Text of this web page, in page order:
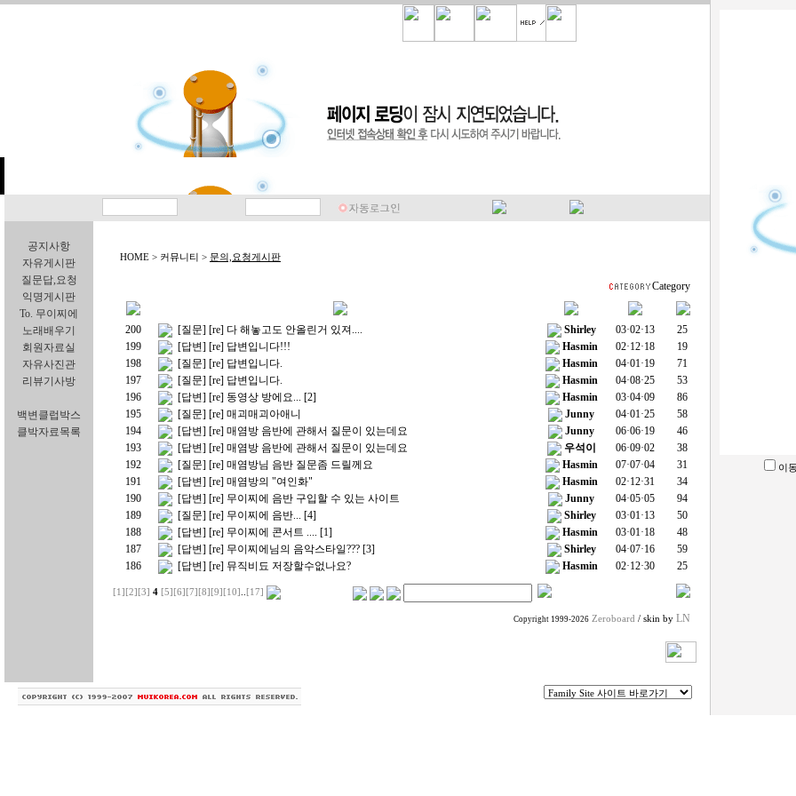
공지사항
자유게시판
질문답,요청
익명게시판
To. 무이찌에
노래배우기
회원자료실
자유사진관
리뷰기사방
백변클럽박스
클박자료목록
HOME > 커뮤니티 > 문의,요청게시판
Category
200 [질문] [re] 다 해놓고도 안올린거 있져.... Shirley 03·02·13
25
199
[답변] [re] 답변입니다!!! Hasmin 02·12·18
19
198
[질문] [re] 답변입니다. Hasmin 04·01·19
71
197
[질문] [re] 답변입니다. Hasmin 04·08·25
53
196
[답변] [re] 동영상 방에요... [2] Hasmin 03·04·09
86
195
[질문] [re] 매괴매괴아애니 Junny 04·01·25
58
194
[답변] [re] 매염방 음반에 관해서 질문이 있는데요 Junny 06·06·19
46
193
[답변] [re] 매염방 음반에 관해서 질문이 있는데요 우석이 06·09·02
38
192
[질문] [re] 매염방님 음반 질문좀 드릴께요 Hasmin 07·07·04
31
191
[답변] [re] 매염방의 "여인화" Hasmin 02·12·31
34
190
[답변] [re] 무이찌에 음반 구입할 수 있는 사이트 Junny 04·05·05
94
189
[질문] [re] 무이찌에 음반... [4] Shirley 03·01·13
50
188
[답변] [re] 무이찌에 콘서트 .... [1] Hasmin 03·01·18
48
187
[답변] [re] 무이찌에님의 음악스타일??? [3] Shirley 04·07·16
59
186
[답변] [re] 뮤직비됴 저장할수없나요? Hasmin 02·12·30 25
[1] [2] [3] 4 [5] [6] [7] [8] [9] [10] [17]
Copyright 1999-2026 Zeroboard / skin by LN
이